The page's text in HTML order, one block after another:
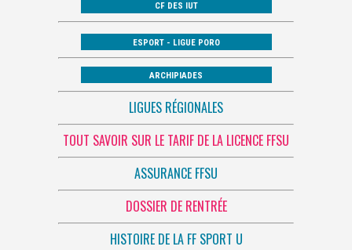
CF DES IUT
ESPORT - LIGUE PORO
ARCHIPIADES
LIGUES RÉGIONALES
TOUT SAVOIR SUR LE TARIF DE LA LICENCE FFSU
ASSURANCE FFSU
DOSSIER DE RENTRÉE
HISTOIRE DE LA FF SPORT U